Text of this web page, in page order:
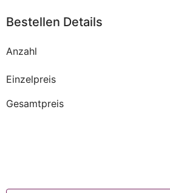
Bestellen Details
Anzahl
Einzelpreis
Gesamtpreis